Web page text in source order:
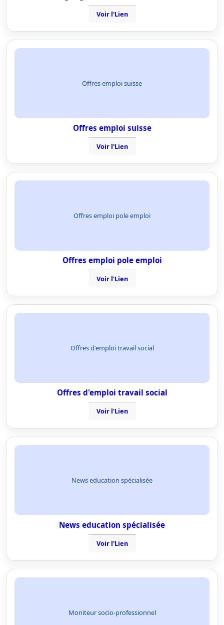
Voir l'Lien
Offres emploi suisse
Offres emploi suisse
Voir l'Lien
Offres emploi pole emploi
Offres emploi pole emploi
Voir l'Lien
Offres d'emploi travail social
Offres d'emploi travail social
Voir l'Lien
News education spécialisée
News education spécialisée
Voir l'Lien
Moniteur socio-professionnel